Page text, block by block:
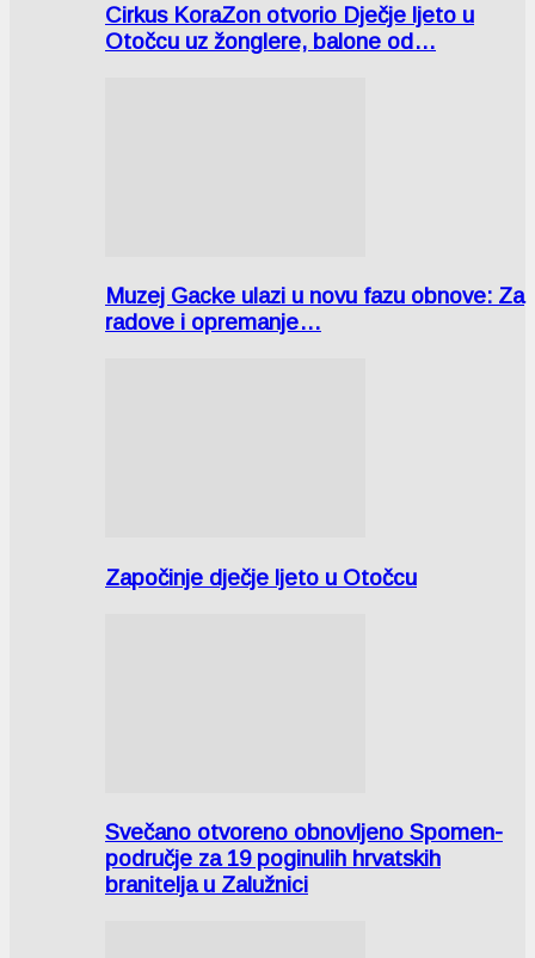
Cirkus KoraZon otvorio Dječje ljeto u
Otočcu uz žonglere, balone od…
Muzej Gacke ulazi u novu fazu obnove: Za
radove i opremanje…
Započinje dječje ljeto u Otočcu
Svečano otvoreno obnovljeno Spomen-
područje za 19 poginulih hrvatskih
branitelja u Zalužnici